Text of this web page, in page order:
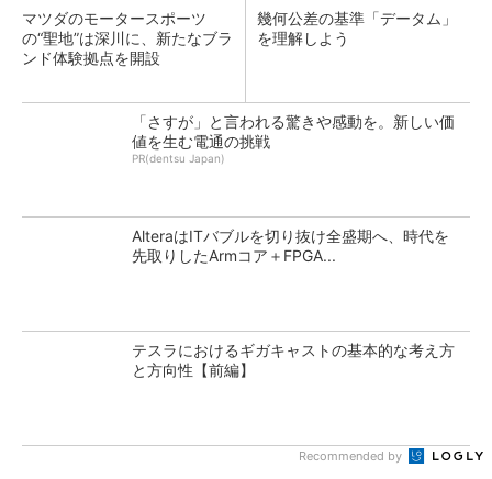
マツダのモータースポーツ
の“聖地”は深川に、新たなブラ
ンド体験拠点を開設
幾何公差の基準「データム」
を理解しよう
「さすが」と言われる驚きや感動を。新しい価
値を生む電通の挑戦
PR(dentsu Japan)
AlteraはITバブルを切り抜け全盛期へ、時代を
先取りしたArmコア＋FPGA...
テスラにおけるギガキャストの基本的な考え方
と方向性【前編】
Recommended by